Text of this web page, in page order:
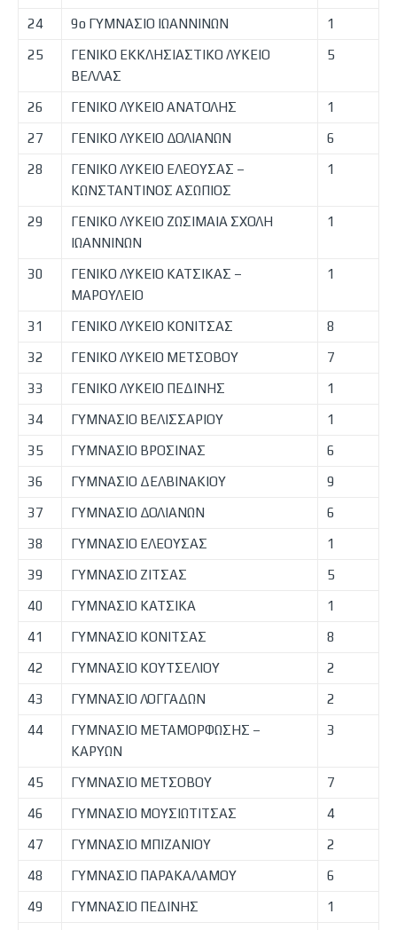
24 9ο ΓΥΜΝΑΣΙΟ ΙΩΑΝΝΙΝΩΝ 1
25
ΓΕΝΙΚΟ ΕΚΚΛΗΣΙΑΣΤΙΚΟ ΛΥΚΕΙΟ
ΒΕΛΛΑΣ
5
26 ΓΕΝΙΚΟ ΛΥΚΕΙΟ ΑΝΑΤΟΛΗΣ 1
27 ΓΕΝΙΚΟ ΛΥΚΕΙΟ ΔΟΛΙΑΝΩΝ 6
28
ΓΕΝΙΚΟ ΛΥΚΕΙΟ ΕΛΕΟΥΣΑΣ –
ΚΩΝΣΤΑΝΤΙΝΟΣ ΑΣΩΠΙΟΣ
1
29
ΓΕΝΙΚΟ ΛΥΚΕΙΟ ΖΩΣΙΜΑΙΑ ΣΧΟΛΗ
ΙΩΑΝΝΙΝΩΝ
1
30
ΓΕΝΙΚΟ ΛΥΚΕΙΟ ΚΑΤΣΙΚΑΣ –
ΜΑΡΟΥΛΕΙΟ
1
31 ΓΕΝΙΚΟ ΛΥΚΕΙΟ ΚΟΝΙΤΣΑΣ 8
32 ΓΕΝΙΚΟ ΛΥΚΕΙΟ ΜΕΤΣΟΒΟΥ 7
33 ΓΕΝΙΚΟ ΛΥΚΕΙΟ ΠΕΔΙΝΗΣ 1
34 ΓΥΜΝΑΣΙΟ ΒΕΛΙΣΣΑΡΙΟΥ 1
35 ΓΥΜΝΑΣΙΟ ΒΡΟΣΙΝΑΣ 6
36 ΓΥΜΝΑΣΙΟ ΔΕΛΒΙΝΑΚΙΟΥ 9
37 ΓΥΜΝΑΣΙΟ ΔΟΛΙΑΝΩΝ 6
38 ΓΥΜΝΑΣΙΟ ΕΛΕΟΥΣΑΣ 1
39 ΓΥΜΝΑΣΙΟ ΖΙΤΣΑΣ 5
40 ΓΥΜΝΑΣΙΟ ΚΑΤΣΙΚΑ 1
41 ΓΥΜΝΑΣΙΟ ΚΟΝΙΤΣΑΣ 8
42 ΓΥΜΝΑΣΙΟ ΚΟΥΤΣΕΛΙΟΥ 2
43 ΓΥΜΝΑΣΙΟ ΛΟΓΓΑΔΩΝ 2
44
ΓΥΜΝΑΣΙΟ ΜΕΤΑΜΟΡΦΩΣΗΣ –
ΚΑΡΥΩΝ
3
45 ΓΥΜΝΑΣΙΟ ΜΕΤΣΟΒΟΥ 7
46 ΓΥΜΝΑΣΙΟ ΜΟΥΣΙΩΤΙΤΣΑΣ 4
47 ΓΥΜΝΑΣΙΟ ΜΠΙΖΑΝΙΟΥ 2
48 ΓΥΜΝΑΣΙΟ ΠΑΡΑΚΑΛΑΜΟΥ 6
49 ΓΥΜΝΑΣΙΟ ΠΕΔΙΝΗΣ 1